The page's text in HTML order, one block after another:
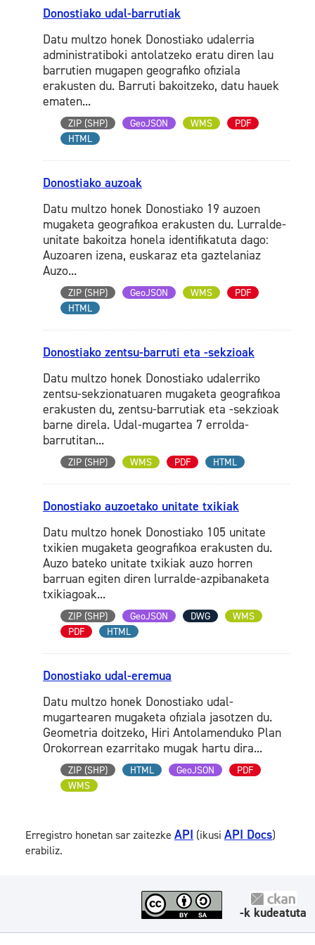
Donostiako udal-barrutiak
Datu multzo honek Donostiako udalerria
administratiboki antolatzeko eratu diren lau
barrutien mugapen geografiko ofiziala
erakusten du. Barruti bakoitzeko, datu hauek
ematen...
ZIP (SHP) GeoJSON WMS
PDF
HTML
Donostiako auzoak
Datu multzo honek Donostiako 19 auzoen
mugaketa geografikoa erakusten du. Lurralde-
unitate bakoitza honela identifikatuta dago:
Auzoaren izena, euskaraz eta gaztelaniaz
Auzo...
ZIP (SHP) GeoJSON WMS
PDF
HTML
Donostiako zentsu-barruti eta -sekzioak
Datu multzo honek Donostiako udalerriko
zentsu-sekzionatuaren mugaketa geografikoa
erakusten du, zentsu-barrutiak eta -sekzioak
barne direla. Udal-mugartea 7 errolda-
barrutitan...
ZIP (SHP) WMS PDF HTML
Donostiako auzoetako unitate txikiak
Datu multzo honek Donostiako 105 unitate
txikien mugaketa geografikoa erakusten du.
Auzo bateko unitate txikiak auzo horren
barruan egiten diren lurralde-azpibanaketa
txikiagoak...
ZIP (SHP) GeoJSON DWG
WMS
PDF
HTML
Donostiako udal-eremua
Datu multzo honek Donostiako udal-
mugartearen mugaketa ofiziala jasotzen du.
Geometria doitzeko, Hiri Antolamenduko Plan
Orokorrean ezarritako mugak hartu dira...
ZIP (SHP) HTML GeoJSON
PDF
WMS
Erregistro honetan sar zaitezke API (ikusi API Docs)
erabiliz.
-k kudeatuta